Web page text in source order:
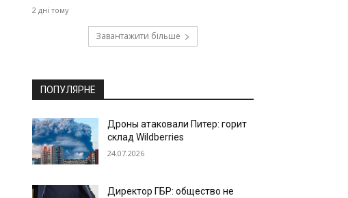
2 дні тому
Завантажити більше
ПОПУЛЯРНЕ
Дроны атаковали Питер: горит
склад Wildberries
24.07.2026
Директор ГБР: общество не